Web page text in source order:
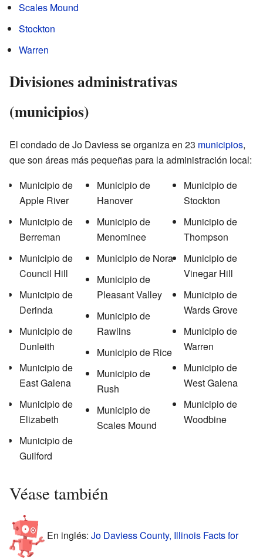
Scales Mound
Stockton
Warren
Divisiones administrativas
(municipios)
El condado de Jo Daviess se organiza en 23 municipios,
que son áreas más pequeñas para la administración local:
Municipio de
Apple River
Municipio de
Berreman
Municipio de
Council Hill
Municipio de
Derinda
Municipio de
Dunleith
Municipio de
East Galena
Municipio de
Elizabeth
Municipio de
Guilford
Municipio de
Hanover
Municipio de
Menominee
Municipio de Nora
Municipio de
Pleasant Valley
Municipio de
Rawlins
Municipio de Rice
Municipio de
Rush
Municipio de
Scales Mound
Municipio de
Stockton
Municipio de
Thompson
Municipio de
Vinegar Hill
Municipio de
Wards Grove
Municipio de
Warren
Municipio de
West Galena
Municipio de
Woodbine
Véase también
En inglés: Jo Daviess County, Illinois Facts for